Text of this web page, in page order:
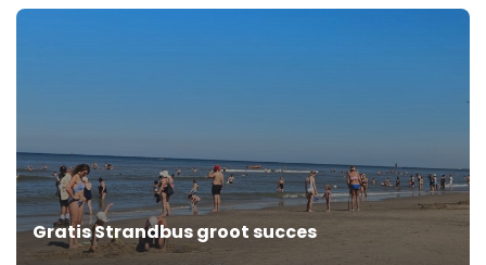
Gratis Strandbus groot succes